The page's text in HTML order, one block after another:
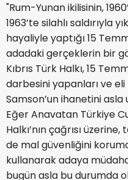
"Rum-Yunan ikilisinin,
1963’te silahlı saldırıyla
hayaliyle yaptığı 15
adadaki gerçeklerin bir
Kıbrıs Türk Halkı, 15
darbesini yapanları ve eli
Samson’un ihanetini
Eğer Anavatan Türkiye
Halkı’nın çağrısı
de mal güvenliğini
kullanarak adaya
bugün asla bu durumda